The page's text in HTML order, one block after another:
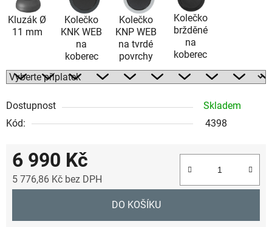
Kluzák Ø
11 mm
Kolečko
KNK WEB
na
koberec
Kolečko
KNP WEB
na tvrdé
povrchy
Kolečko
bržděné
na
koberec
Dostupnost
Skladem
Kód:
4398
6 990 Kč
5 776,86 Kč bez DPH
DO KOŠÍKU